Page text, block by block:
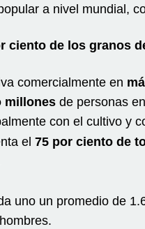
a nivel mundial,
ciento de los granos
comercialmente en
millonesde personas
con el cultivo y
el 75 por ciento de
uno un promedio de